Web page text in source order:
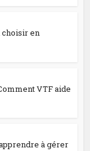
choisir en
VTF aide
à gérer